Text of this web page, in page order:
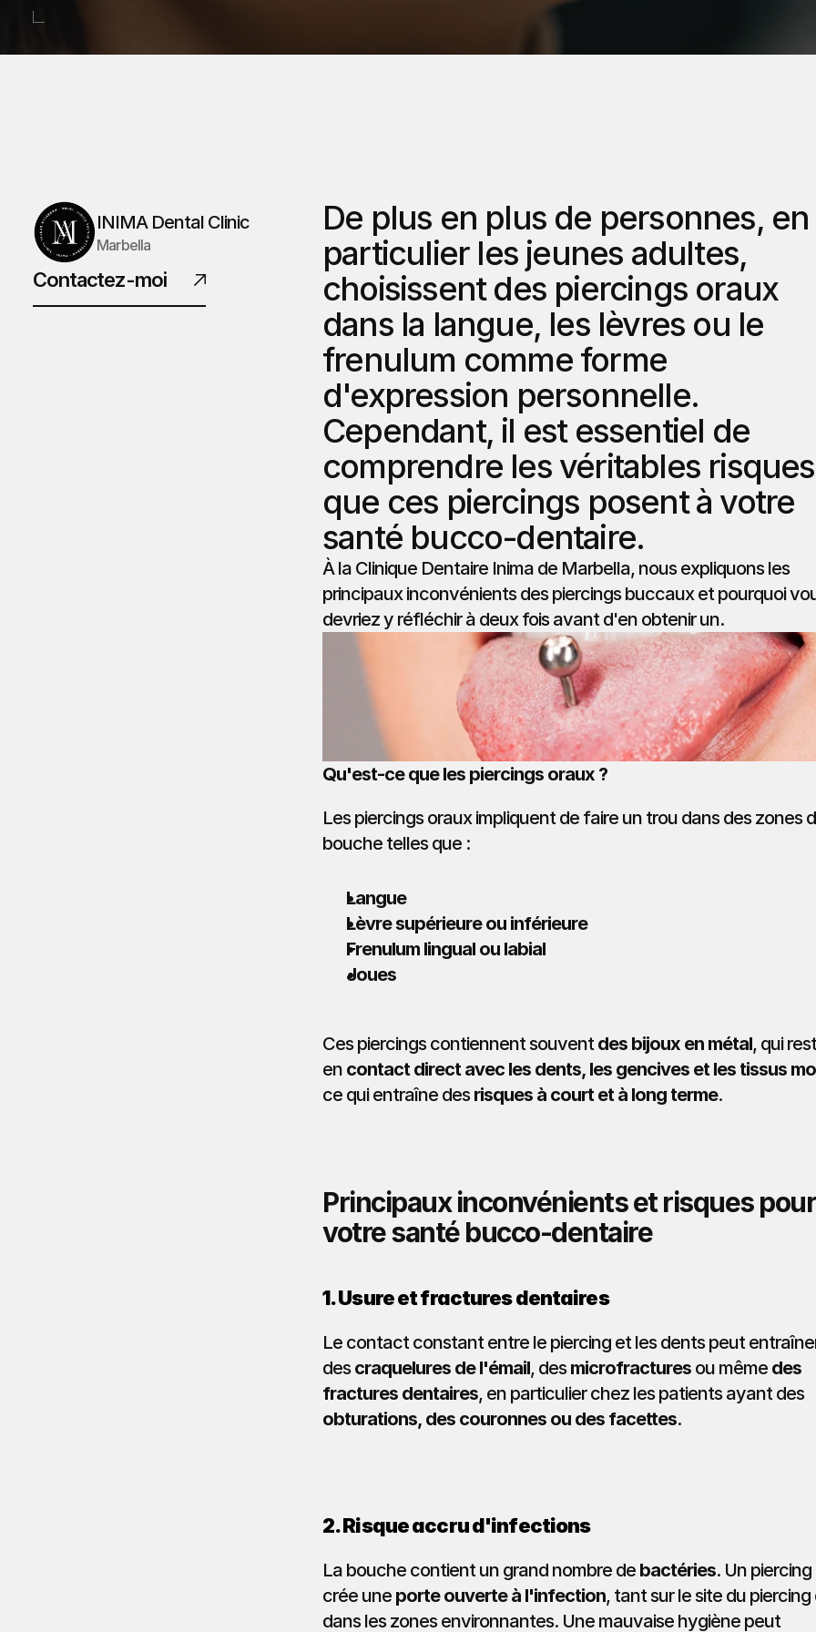
INIMA Dental Clinic
Marbella
Contactez-moi
De plus en plus de personnes, en
particulier les jeunes adultes,
choisissent des piercings oraux
dans la langue, les lèvres ou le
frenulum comme forme
d'expression personnelle.
Cependant, il est essentiel de
comprendre les véritables risques
que ces piercings posent à votre
santé bucco-dentaire.
À la Clinique Dentaire Inima de Marbella, nous expliquons les
principaux inconvénients des piercings buccaux et pourquoi
devriez y réfléchir à deux fois avant d'en obtenir un.
Qu'est-ce que les piercings oraux ?
Les piercings oraux impliquent de faire un trou dans des zones
bouche telles que :
Langue
Lèvre supérieure ou inférieure
Frenulum lingual ou labial
Joues
Ces piercings contiennent souvent des bijoux en métal, qui
en contact direct avec les dents, les gencives et les tissus
ce qui entraîne des risques à court et à long terme.
Principaux inconvénients et risques pour
votre santé bucco-dentaire
1. Usure et fractures dentaires
Le contact constant entre le piercing et les dents peut
des craquelures de l'émail, des microfractures ou même des
fractures dentaires
, en particulier chez les patients ayant des
obturations, des couronnes ou des facettes.
2. Risque accru d'infections
La bouche contient un grand nombre de bactéries. Un piercing
crée une porte ouverte à l'infection, tant sur le site du piercing
dans les zones environnantes. Une mauvaise hygiène peut